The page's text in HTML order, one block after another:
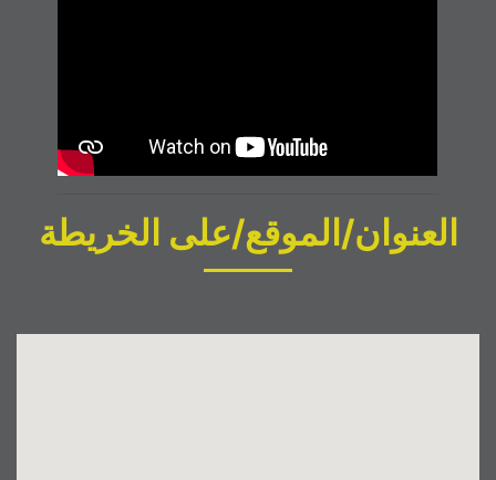
العنوان/الموقع/على الخريطة